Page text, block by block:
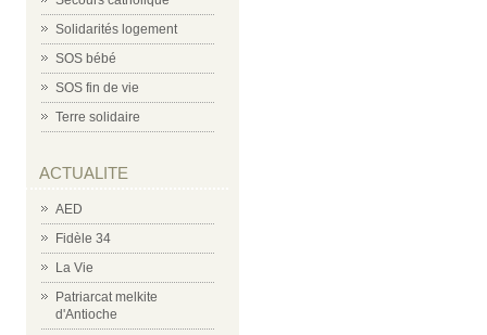
Solidarités logement
SOS bébé
SOS fin de vie
Terre solidaire
ACTUALITE
AED
Fidèle 34
La Vie
Patriarcat melkite
d'Antioche